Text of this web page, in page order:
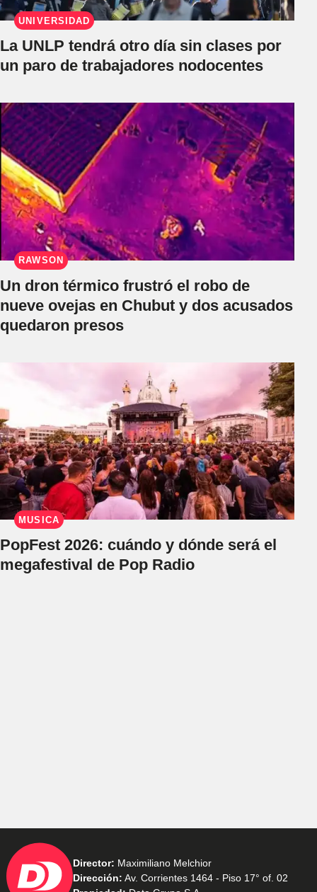
UNIVERSIDAD
La UNLP tendrá otro día sin clases por
un paro de trabajadores nodocentes
RAWSON
Un dron térmico frustró el robo de
nueve ovejas en Chubut y dos acusados
quedaron presos
MÚSICA
PopFest 2026: cuándo y dónde será el
megafestival de Pop Radio
Director: Maximiliano Melchior
Dirección: Av. Corrientes 1464 - Piso 17° of. 02